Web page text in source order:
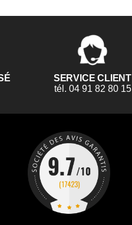
SERVICE CLIENT
tél. 04 91 82 80 15